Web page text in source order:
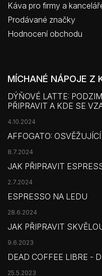
Káva pro firmy a
Prodávané značky
Hodnocení obchodu
MÍCHANÉ NÁPOJE Z
DÝŇOVÉ LATTE:
PŘIPRAVIT A KDE SE
4.10.2024
AFFOGATO:
8.7.2024
JAK PŘIPRAVIT
2.7.2024
ESPRESSO NA LEDU
28.6.2024
JAK PŘIPRAVIT
9.6.2023
DEAD COFFEE LIBRE -
25.5.2023